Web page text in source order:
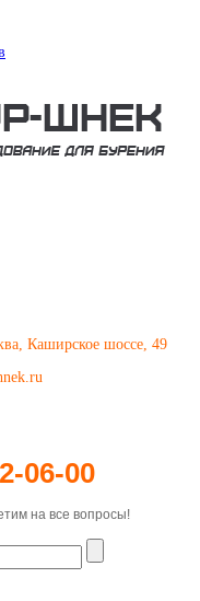
Каширское шоссе, 49
06-00
на все вопросы!